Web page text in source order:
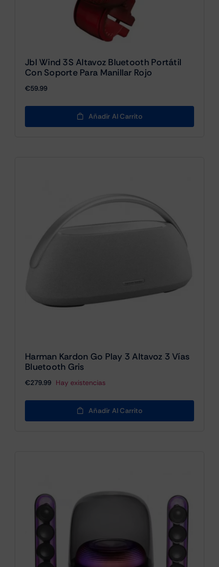
Jbl Wind 3S Altavoz Bluetooth Portátil
Con Soporte Para Manillar Rojo
€59.99
Añadir Al Carrito
Harman Kardon Go Play 3 Altavoz 3 Vías
Bluetooth Gris
€279.99 Hay existencias
Añadir Al Carrito